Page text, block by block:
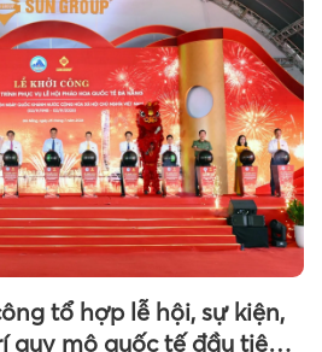
tổ hợp lễ hội, sự kiện,
quy mô quốc tế đầu tiên